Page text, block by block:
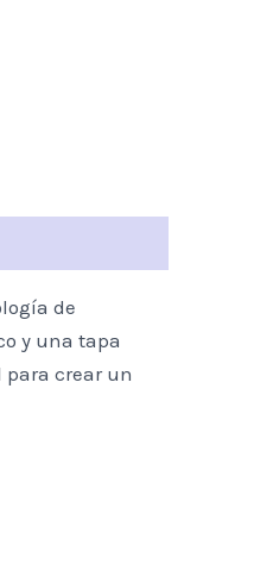
de
y una tapa
crear un